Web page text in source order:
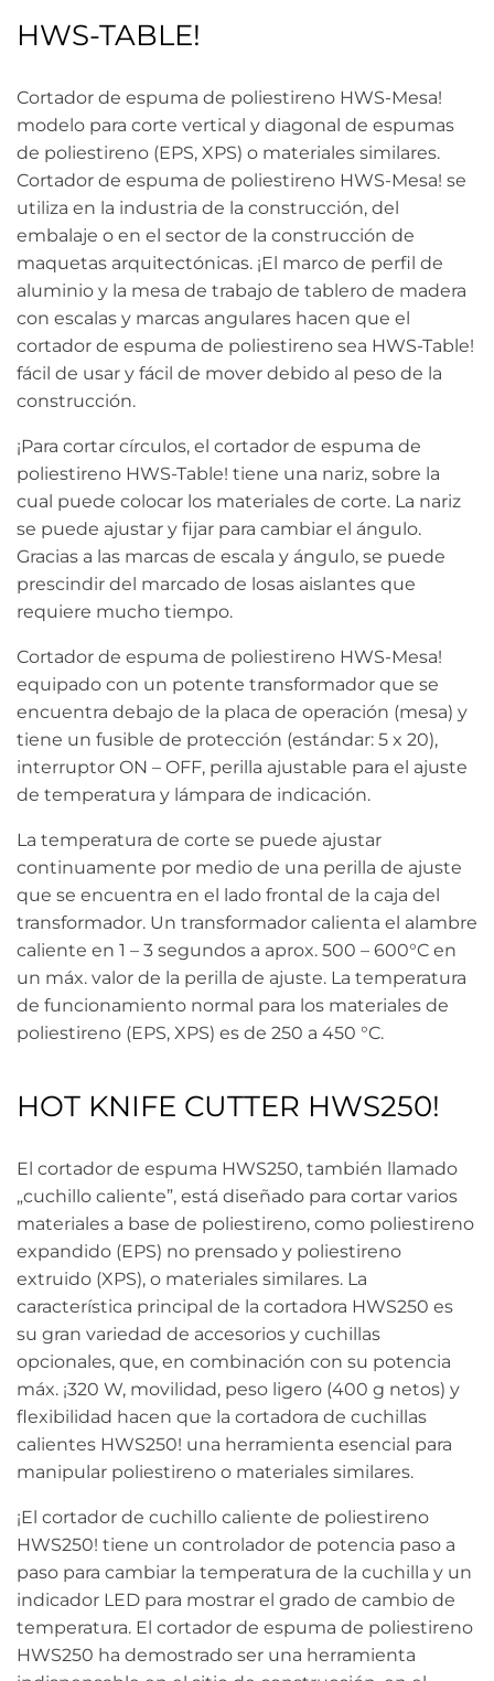
HWS-TABLE!
Cortador de espuma de poliestireno HWS-Mesa!
modelo para corte vertical y diagonal de espumas
de poliestireno (EPS, XPS) o materiales similares.
Cortador de espuma de poliestireno HWS-Mesa! se
utiliza en la industria de la construcción, del
embalaje o en el sector de la construcción de
maquetas arquitectónicas. ¡El marco de perfil de
aluminio y la mesa de trabajo de tablero de madera
con escalas y marcas angulares hacen que el
cortador de espuma de poliestireno sea HWS-Table!
fácil de usar y fácil de mover debido al peso de la
construcción.
¡Para cortar círculos, el cortador de espuma de
poliestireno HWS-Table! tiene una nariz, sobre la
cual puede colocar los materiales de corte. La nariz
se puede ajustar y fijar para cambiar el ángulo.
Gracias a las marcas de escala y ángulo, se puede
prescindir del marcado de losas aislantes que
requiere mucho tiempo.
Cortador de espuma de poliestireno HWS-Mesa!
equipado con un potente transformador que se
encuentra debajo de la placa de operación (mesa) y
tiene un fusible de protección (estándar: 5 x 20),
interruptor ON – OFF, perilla ajustable para el ajuste
de temperatura y lámpara de indicación.
La temperatura de corte se puede ajustar
continuamente por medio de una perilla de ajuste
que se encuentra en el lado frontal de la caja del
transformador. Un transformador calienta el alambre
caliente en 1 – 3 segundos a aprox. 500 – 600°C en
un máx. valor de la perilla de ajuste. La temperatura
de funcionamiento normal para los materiales de
poliestireno (EPS, XPS) es de 250 a 450 °C.
HOT KNIFE CUTTER HWS250!
El cortador de espuma HWS250, también llamado
„cuchillo caliente”, está diseñado para cortar varios
materiales a base de poliestireno, como poliestireno
expandido (EPS) no prensado y poliestireno
extruido (XPS), o materiales similares. La
característica principal de la cortadora HWS250 es
su gran variedad de accesorios y cuchillas
opcionales, que, en combinación con su potencia
máx. ¡320 W, movilidad, peso ligero (400 g netos) y
flexibilidad hacen que la cortadora de cuchillas
calientes HWS250! una herramienta esencial para
manipular poliestireno o materiales similares.
¡El cortador de cuchillo caliente de poliestireno
HWS250! tiene un controlador de potencia paso a
paso para cambiar la temperatura de la cuchilla y un
indicador LED para mostrar el grado de cambio de
temperatura. El cortador de espuma de poliestireno
HWS250 ha demostrado ser una herramienta